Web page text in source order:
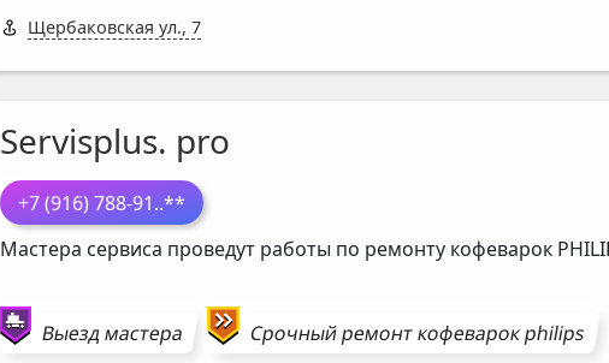
Щербаковская ул., 7
Servisplus. pro
+7 (916) 788-91..**
Мастера сервиса проведут работы по ремонту кофеварок
Выезд мастера Срочный ремонткофеварокphilips